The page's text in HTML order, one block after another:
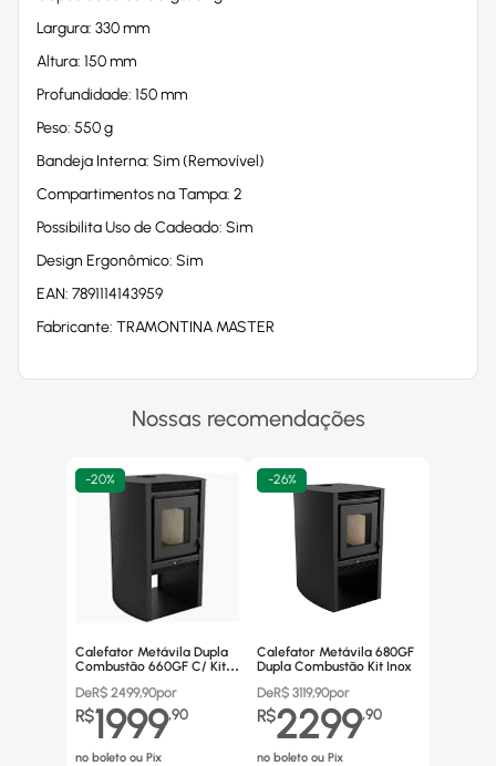
Largura: 330 mm
Altura: 150 mm
Profundidade: 150 mm
Peso: 550 g
Bandeja Interna: Sim (Removível)
Compartimentos na Tampa: 2
Possibilita Uso de Cadeado: Sim
Design Ergonômico: Sim
EAN: 7891114143959
Fabricante: TRAMONTINA MASTER
Nossas recomendações
-20%
Calefator Metávila Dupla
Combustão 660GF C/ Kit
DeR$ 2499,90por
R$1999,90
no boleto ou Pix
-26%
Calefator Metávila 680GF
Dupla Combustão Kit Inox
DeR$ 3119,90por
R$2299,90
no boleto ou Pix